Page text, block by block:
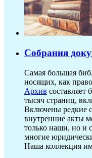
Собрания
Самая большая
носящих, как
Архив составляет
тысяч страниц,
Включены редкие
внутренние акты
только наши, но и
многие
Наша коллекция